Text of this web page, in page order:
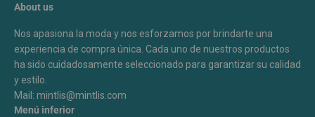
About us
Nos apasiona la moda y nos esforzamos por brindarte una
experiencia de compra única. Cada uno de nuestros productos
ha sido cuidadosamente seleccionado para garantizar su calidad
y estilo.
Mail: mintlis@mintlis.com
Menú inferior